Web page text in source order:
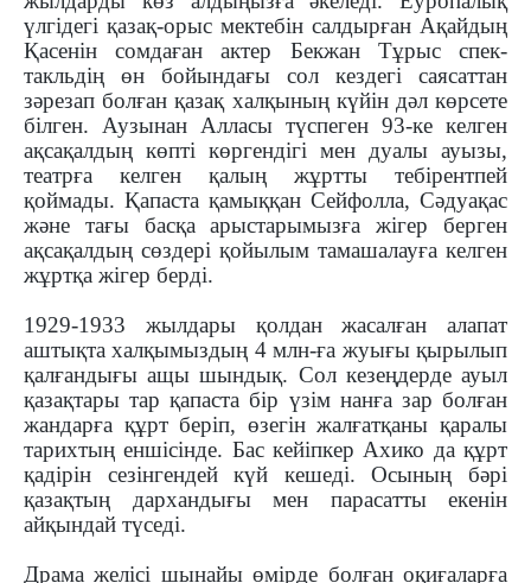
үлгідегі қазақ-орыс мектебін салдырған Ақай­дың
Қасенін сомдаған актер Бекжан Тұрыс спек­
такльдің өн бойындағы сол кездегі саясаттан
зәрезап болған қазақ хал­қының күйін дәл көрсете
біл­ген. Аузынан Алласы түспеген 93-ке келген
ақса­­қалдың көпті көргендігі мен дуалы ауызы,
театр­ға келген қалың жұртты тебірентпей
қоймады. Қапаста қамыққан Сейфолла, Сәдуақас
және тағы бас­қа арыстарымызға жігер берген
ақсақалдың сөз­дері қойылым тамашалауға келген
жұртқа жі­гер берді.
1929-1933 жылдары қолдан жасалған алапат
аштықта халқымыздың 4 млн-ға жуығы қырылып
қалғандығы ащы шындық. Сол кезең­дерде ауыл
қазақтары тар қапаста бір үзім нан­ға зар болған
жандарға құрт беріп, өзегін жалғат­қаны қаралы
тарихтың еншісінде. Бас кейіпкер Ахико да құрт
қадірін сезінгендей күй кешеді. Осы­ның бәрі
қазақтың дархандығы мен парасат­ты екенін
айқындай түседі.
Драма желісі шынайы өмірде болған оқиға­ларға